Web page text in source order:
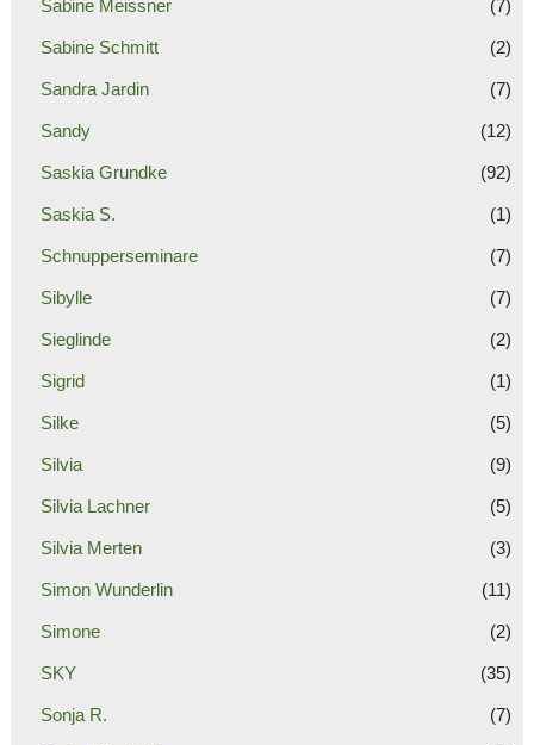
Sabine Meissner (7)
Sabine Schmitt (2)
Sandra Jardin (7)
Sandy (12)
Saskia Grundke (92)
Saskia S. (1)
Schnupperseminare (7)
Sibylle (7)
Sieglinde (2)
Sigrid (1)
Silke (5)
Silvia (9)
Silvia Lachner (5)
Silvia Merten (3)
Simon Wunderlin (11)
Simone (2)
SKY (35)
Sonja R. (7)